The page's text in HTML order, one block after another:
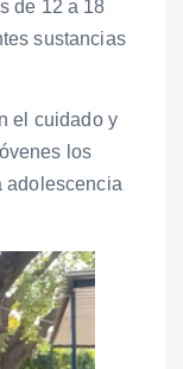
de 12 a 18
sustancias
el cuidado y
los
adolescencia